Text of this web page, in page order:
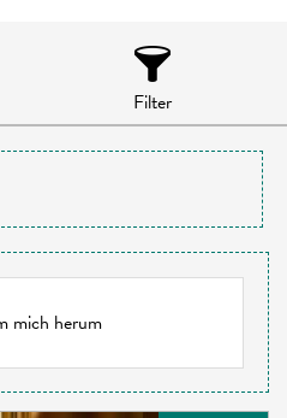
Filter
mich herum